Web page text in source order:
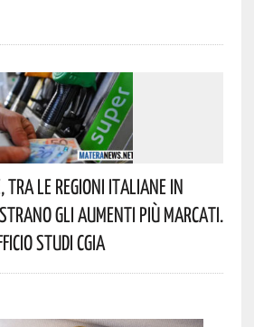
Le Regioni Italiane In
Gli Aumenti Più Marcati.
Studi CGIA